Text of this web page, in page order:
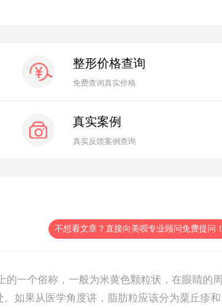
整形价格查询
免费查询真实价格
真实案例
真实反馈案例查询
不想看文章？直接向美呗专业顾问免费提问！
的一个俗称，一般为米黄色颗粒状，在眼睛的周
。如果从医学角度讲，脂肪粒应该分为粟丘疹和